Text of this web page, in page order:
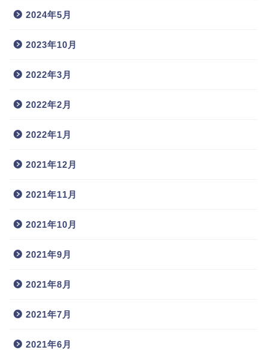
2024年5月
2023年10月
2022年3月
2022年2月
2022年1月
2021年12月
2021年11月
2021年10月
2021年9月
2021年8月
2021年7月
2021年6月